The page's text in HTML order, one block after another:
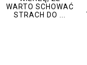
WARTO SCHOWAĆ
STRACH DO ...